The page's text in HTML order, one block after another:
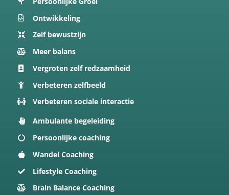
Ontwikkeling
Zelf bewustzijn
Meer balans
Vergroten zelf redzaamheid
Verbeteren zelfbeeld
Verbeteren sociale interactie
Ambulante begeleiding
Persoonlijke coaching
Wandel Coaching
Lifestyle Coaching
Brain Balance Coaching